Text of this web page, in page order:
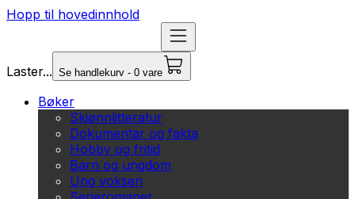
Hopp til hovedinnhold
Laster... Se handlekurv - 0 vare
Bøker
Skjønnlitteratur
Dokumentar og fakta
Hobby og fritid
Barn og ungdom
Ung voksen